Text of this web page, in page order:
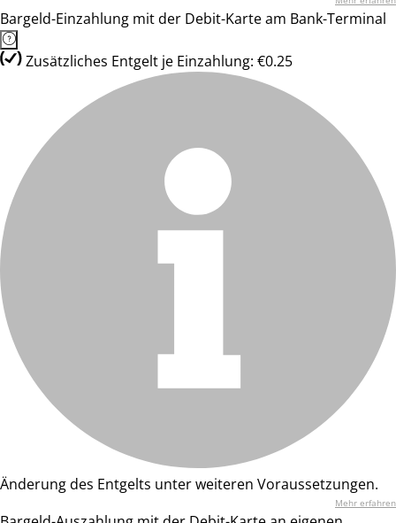
Bargeld-Einzahlung mit der Debit-Karte am Bank-Terminal
Zusätzliches Entgelt je Einzahlung: €0.25
Änderung des Entgelts unter weiteren Voraussetzungen.
Mehr erfahren